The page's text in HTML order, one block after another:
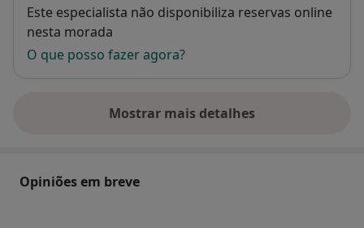
Disponibilidade
Este especialista não disponibiliza reservas online
nesta morada
O que posso fazer agora?
Mostrar mais detalhes
sobre o endereço
Opiniões em breve